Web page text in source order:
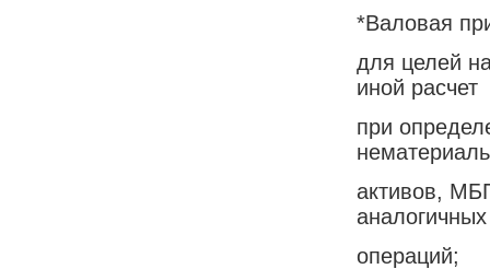
*Валовая
для целей
иной расчет
при
активов,
аналогичных
операций;